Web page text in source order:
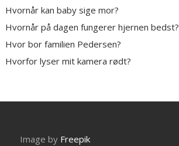
Hvornår kan baby sige mor?
Hvornår på dagen fungerer hjernen bedst?
Hvor bor familien Pedersen?
Hvorfor lyser mit kamera rødt?
Image by Freepik